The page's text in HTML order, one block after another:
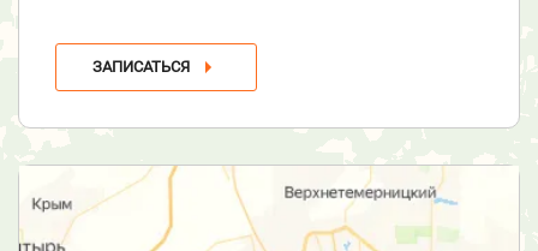
ЗАПИСАТЬСЯ